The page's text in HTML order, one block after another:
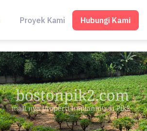
Proyek Kami Hubungi Kami